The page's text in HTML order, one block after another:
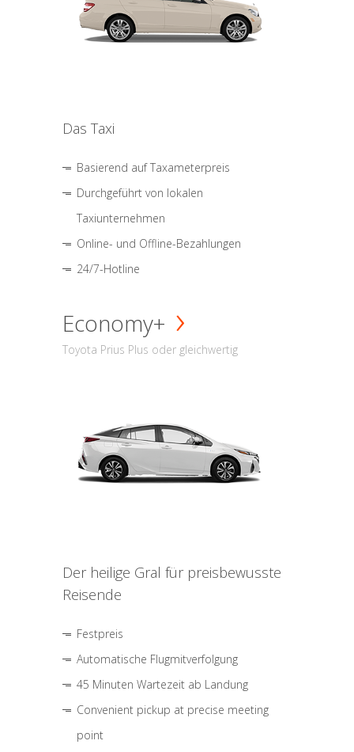
Das Taxi
Basierend auf Taxameterpreis
Durchgeführt von lokalen
Taxiunternehmen
Online- und Offline-Bezahlungen
24/7-Hotline
Economy+
Toyota Prius Plus oder gleichwertig
Der heilige Gral für preisbewusste
Reisende
Festpreis
Automatische Flugmitverfolgung
45 Minuten Wartezeit ab Landung
Convenient pickup at precise meeting
point